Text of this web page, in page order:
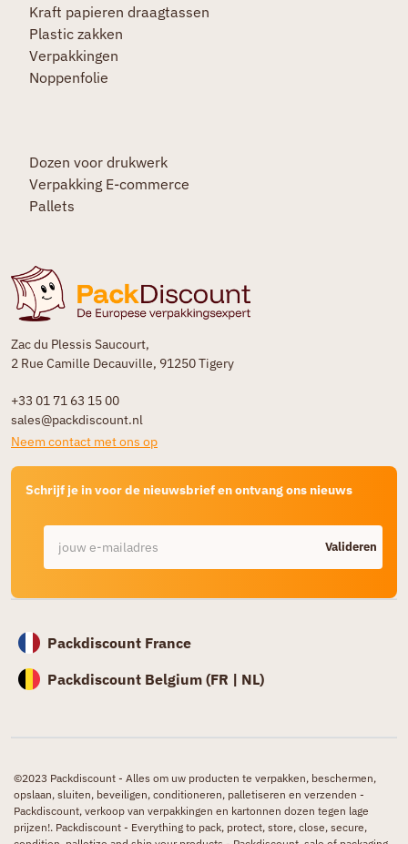
Zac du Plessis Saucourt,
2 Rue Camille Decauville, 91250 Tigery
+33 01 71 63 15 00
sales@packdiscount.nl
Neem contact met ons op
Schrijf je in voor de nieuwsbrief en ontvang ons nieuws
Valideren
Kraft papieren draagtassen
Plastic zakken
Verpakkingen
Noppenfolie
Dozen voor drukwerk
Verpakking E-commerce
Pallets
Packdiscount France
Packdiscount Belgium (FR | NL)
©2023 Packdiscount - Alles om uw producten te verpakken, beschermen,
opslaan, sluiten, beveiligen, conditioneren, palletiseren en verzenden -
Packdiscount, verkoop van verpakkingen en kartonnen dozen tegen lage
prijzen!. Packdiscount - Everything to pack, protect, store, close, secure,